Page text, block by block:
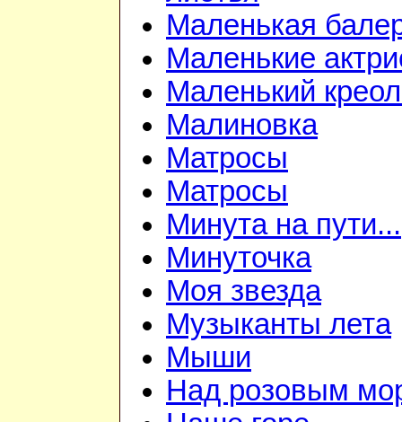
Маленькая
Маленькие
Маленький
Малиновка
Матросы
Матросы
Минута на пути...
Минуточка
Моя звезда
Музыканты лета
Мыши
Над розовым